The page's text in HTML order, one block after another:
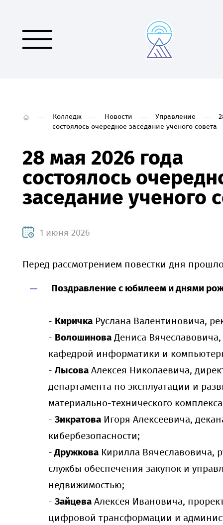
Колледж Новости Управление
состоялось очередное заседание ученого совета
28 мая 2026 года
состоялось
заседание ученого
1 июня 2026
Перед рассмотрением повестки дня
Поздравление с юбилеем и днями
- Киричка Руслана Валентиновича,
- ВолошиноваДениса
кафедрой информатики и
- Лысова Алексея Николаевича,
департамента по эксплуатации и
материально-технического
- Зикратова Игоря Алексеевича,
кибербезопасности;
-Дружкова Кирилла Вячеславовича,
службы обеспечения закупок и
недвижимостью;
- Зайцева Алексея Ивановича,
цифровой трансформации и